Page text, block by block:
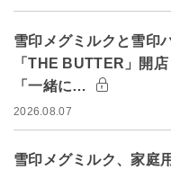
雪印メグミルクと雪印
「THE BUTTER」開
「一緒に…
2026.08.07
雪印メグミルク、家庭